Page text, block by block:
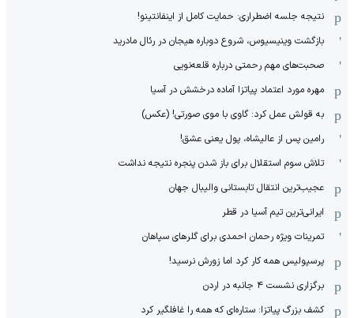
نتیجه جلسه اضطراری: حمایت کامل از اینفانتینو!
بازگشت وینیسیوس، شروع دوباره هیجان در رئال مادرید
صحبت‌های مهم رحمتی درباره قلعه‌نویی
مهره مورد اعتماد پیاتزا آماده درخشش در آسیا
به قولش عمل کرد: گاوی با موی صورتی! (عکس)
رامین پس از عالیشاه، پول یعنی عشق!
تلاش سوم استقلال برای باز شدن پنجره نتیجه نداشت
عجیب‌ترین انتقال تابستانی والیبال جهان
ایرانی‌ترین تیم آسیا در قطر
تمرینات ویژه رحمان احمدی برای گلرهای سپاهان
پرسپولیس همه کار کرد اما زورش نرسید!
برگزاری نشست ۴ جانبه در اردن
کشف بزرگ پیاتزا: ستاره‌ای که همه را غافلگیر کرد